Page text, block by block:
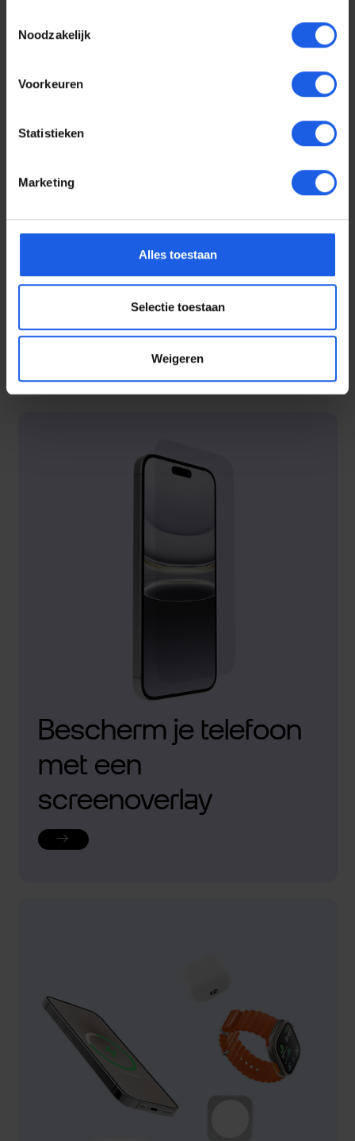
Noodzakelijk
Voorkeuren
Statistieken
Marketing
Alles toestaan
Selectie toestaan
Weigeren
Voor elke telefoon een
oortje
Bescherm je telefoon
met een
screenoverlay